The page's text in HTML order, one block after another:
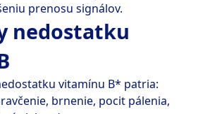
nedostatku
vitamínu B* patria:
brnenie, pocit pálenia,